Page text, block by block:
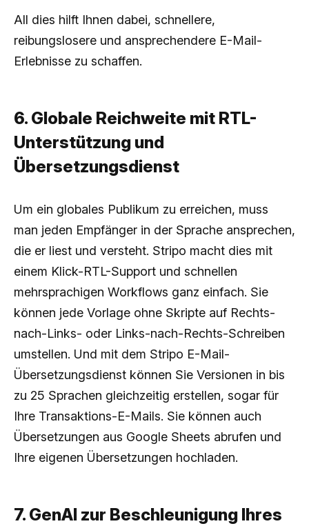
All dies hilft Ihnen dabei, schnellere,
reibungslosere und ansprechendere E-Mail-
Erlebnisse zu schaffen.
6. Globale Reichweite mit RTL-
Unterstützung und
Übersetzungsdienst
Um ein globales Publikum zu erreichen, muss
man jeden Empfänger in der Sprache ansprechen,
die er liest und versteht. Stripo macht dies mit
einem Klick-RTL-Support und schnellen
mehrsprachigen Workflows ganz einfach. Sie
können jede Vorlage ohne Skripte auf Rechts-
nach-Links- oder Links-nach-Rechts-Schreiben
umstellen. Und mit dem Stripo E-Mail-
Übersetzungsdienst können Sie Versionen in bis
zu 25 Sprachen gleichzeitig erstellen, sogar für
Ihre Transaktions-E-Mails. Sie können auch
Übersetzungen aus Google Sheets abrufen und
Ihre eigenen Übersetzungen hochladen.
7. GenAI zur Beschleunigung Ihres